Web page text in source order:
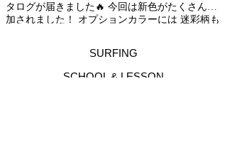
タログが届きました🔥 今回は新色がたくさん追
加されました！ オプションカラーには 迷彩柄も
のタイミングで今年の春夏ウエットスーツ オー
ダーしませんか？😊 ご気軽にご連絡下さい⚡️
SURFING
SCHOOL & LESSON